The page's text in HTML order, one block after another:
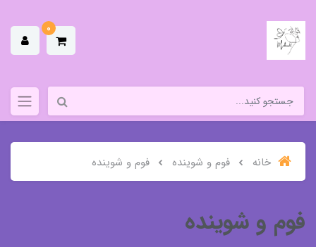
0
خانه فوم و شوینده فوم و شوینده
فوم و شوینده